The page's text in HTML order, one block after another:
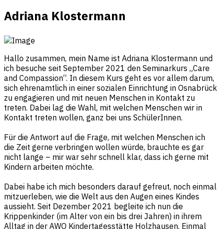
Adriana Klostermann
Hallo zusammen, mein Name ist Adriana Klostermann und
ich besuche seit September 2021 den Seminarkurs „Care
and Compassion“. In diesem Kurs geht es vor allem darum,
sich ehrenamtlich in einer sozialen Einrichtung in Osnabrück
zu engagieren und mit neuen Menschen in Kontakt zu
treten. Dabei lag die Wahl, mit welchen Menschen wir in
Kontakt treten wollen, ganz bei uns SchülerInnen.
Für die Antwort auf die Frage, mit welchen Menschen ich
die Zeit gerne verbringen wollen würde, brauchte es gar
nicht lange – mir war sehr schnell klar, dass ich gerne mit
Kindern arbeiten möchte.
Dabei habe ich mich besonders darauf gefreut, noch einmal
mitzuerleben, wie die Welt aus den Augen eines Kindes
aussieht. Seit Dezember 2021 begleite ich nun die
Krippenkinder (im Alter von ein bis drei Jahren) in ihrem
Alltag in der AWO Kindertagesstätte Holzhausen. Einmal